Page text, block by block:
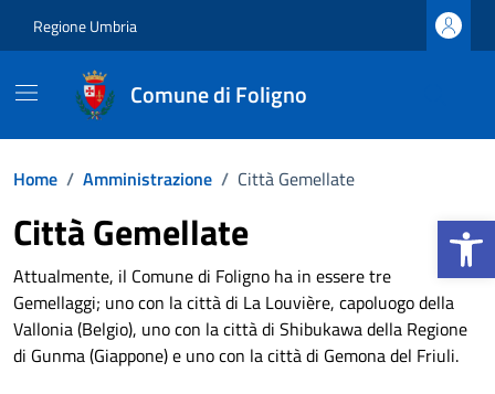
Apri la
Regione Umbria
Comune di Foligno
Home / Amministrazione / Città Gemellate
Città Gemellate
Attualmente, il Comune di Foligno ha in essere tre
Gemellaggi; uno con la città di La Louvière, capoluogo della
Vallonia (Belgio), uno con la città di Shibukawa della Regione
di Gunma (Giappone) e uno con la città di Gemona del Friuli.